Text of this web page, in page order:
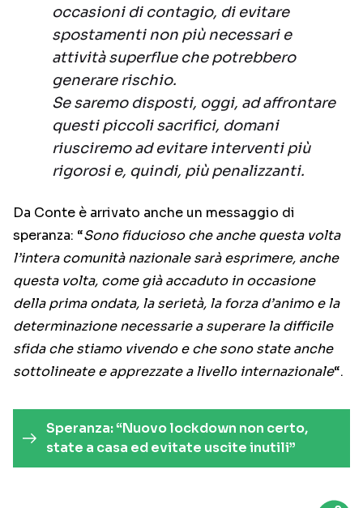
occasioni di contagio, di evitare
spostamenti non più necessari e
attività superflue che potrebbero
generare rischio.
Se saremo disposti, oggi, ad affrontare
questi piccoli sacrifici, domani
riusciremo ad evitare interventi più
rigorosi e, quindi, più penalizzanti.
Da Conte è arrivato anche un messaggio di
speranza: “Sono fiducioso che anche questa volta
l’intera comunità nazionale sarà esprimere, anche
questa volta, come già accaduto in occasione
della prima ondata, la serietà, la forza d’animo e la
determinazione necessarie a superare la difficile
sfida che stiamo vivendo e che sono state anche
sottolineate e apprezzate a livello internazionale“.
Speranza: “Nuovo lockdown non certo,
state a casa ed evitate uscite inutili”